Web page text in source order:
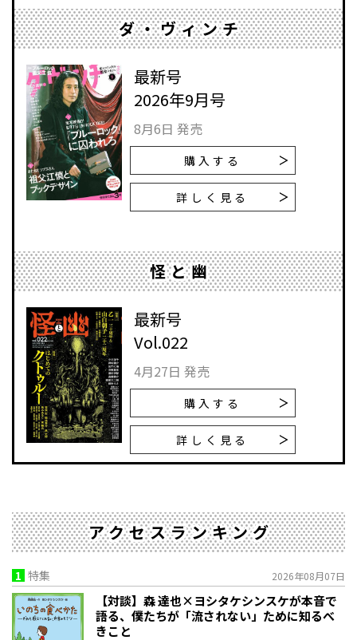
ダ・ヴィンチ
最新号
2026年9月号
8月6日 発売
購入する
詳しく見る
怪と幽
最新号
Vol.022
4月27日 発売
購入する
詳しく見る
アクセスランキング
1 特集 2026年08月07日
【対談】森 達也×ヨシタケシンスケが本音で
語る、僕たちが「流されない」ために知るべ
きこと